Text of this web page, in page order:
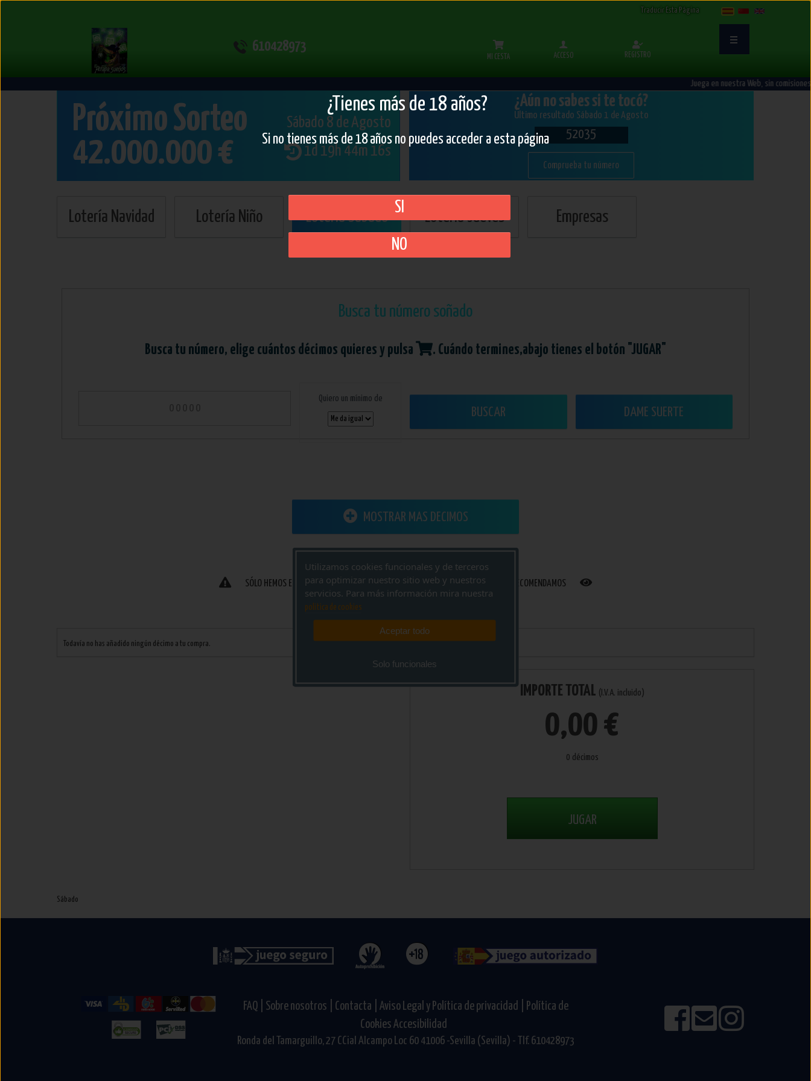
Sábado
610428973
MI CESTA ACCESO REGISTRO
Juega en nuestra Web, sin comisiones
Próximo Sorteo
42.000.000 €
Sábado 8 de Agosto
1d 19h 44m 15s
¿Aún no sabes si te tocó?
Último resultado Sábado 1 de Agosto
52035
Comprueba tu número
Lotería Navidad Lotería Niño Lotería Sábado Lotería Jueves Empresas
Busca tu número soñado
Busca tu número, elige cuántos décimos quieres y pulsa . Cuándo termines,abajo tienes el botón "JUGAR"
Quiero un mínimo de
BUSCAR DAME SUERTE
MOSTRAR MAS DECIMOS
SÓLO HEMOS ENCONTRADO ESTOS DECIMOS PERO ÉCHALE UN OJO A ESTOS QUE TE RECOMENDAMOS
Todavía no has añadido ningún décimo a tu compra.
IMPORTE TOTAL (I.V.A. incluido)
0,00 €
0 décimos
JUGAR
Sábado
FAQ | Sobre nosotros | Contacta | Aviso Legal y Política de privacidad |
Política de
Cookies Accesibilidad
Ronda del Tamarguillo, 27 CCial Alcampo Loc 60 41006 -Sevilla (Sevilla) - Tlf. 610428973
Traducir Esta Página Select Language
Utilizamos cookies funcionales y de terceros
para optimizar nuestro sitio web y nuestros
servicios. Para más información mira nuestra
politica de cookies
Aceptar todo
Solo funcionales
¿Tienes más de 18 años?
Si no tienes más de 18 años no puedes acceder a esta página
SI
NO